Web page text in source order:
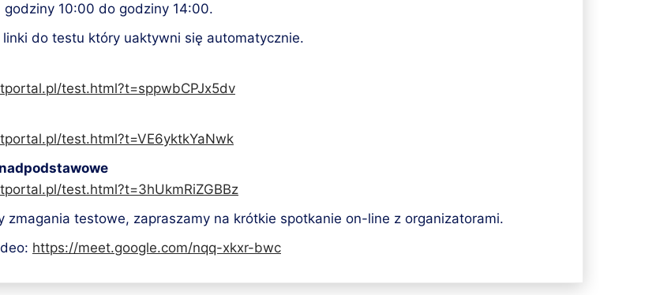
10:00 do godziny 14:00.
do testu który uaktywni się automatycznie.
test.html?t=sppwbCPJx5dv
test.html?t=VE6yktkYaNwk
test.html?t=3hUkmRiZGBBz
zmagania testowe, zapraszamy na krótkie spotkanie on-line z organizatorami.
https://meet.google.com/nqq-xkxr-bwc